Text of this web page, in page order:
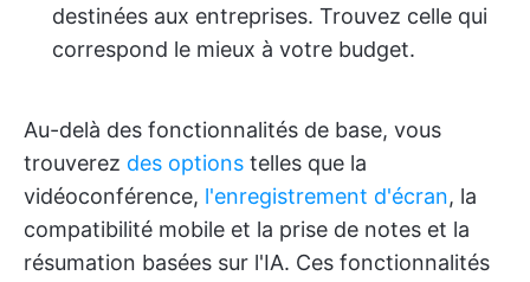
destinées aux entreprises. Trouvez celle qui
correspond le mieux à votre budget.
Au-delà des fonctionnalités de base, vous
trouverez des options telles que la
vidéoconférence, l'enregistrement d'écran, la
compatibilité mobile et la prise de notes et la
résumation basées sur l'IA. Ces fonctionnalités